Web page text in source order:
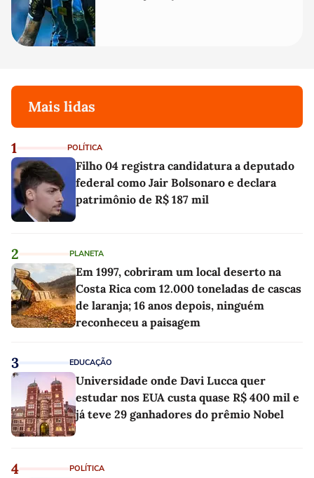
Mais lidas
1 POLÍTICA
Filho 04 registra candidatura a deputado
federal como Jair Bolsonaro e declara
patrimônio de R$ 187 mil
2 PLANETA
Em 1997, cobriram um local deserto na
Costa Rica com 12.000 toneladas de cascas
de laranja; 16 anos depois, ninguém
reconheceu a paisagem
3 EDUCAÇÃO
Universidade onde Davi Lucca quer
estudar nos EUA custa quase R$ 400 mil e
já teve 29 ganhadores do prêmio Nobel
4 POLÍTICA